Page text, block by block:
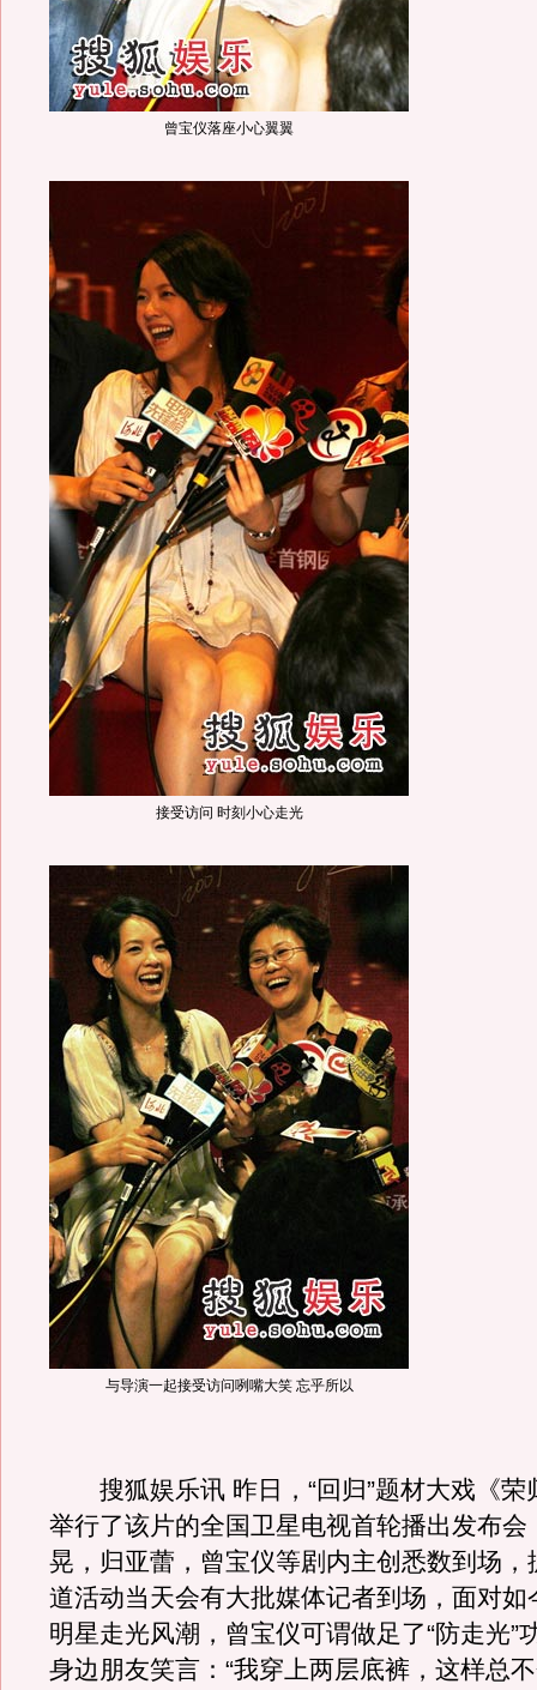
曾宝仪落座小心翼翼
接受访问 时刻小心走光
与导演一起接受访问咧嘴大笑 忘乎所以
搜狐娱乐讯 昨日，“回归”题材大戏《荣
举行了该片的全国卫星电视首轮播出发布会
晃，归亚蕾，曾宝仪等剧内主创悉数到场，
道活动当天会有大批媒体记者到场，面对如
明星走光风潮，曾宝仪可谓做足了“防走光”
身边朋友笑言：“我穿上两层底裤，这样总